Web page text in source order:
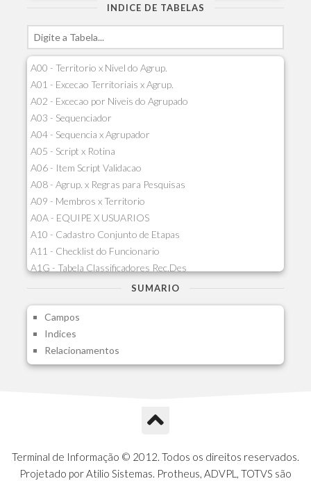
INDICE DE TABELAS
A00 - Territorio x Nivel do Agrup.
A01 - Excecao Territoriais x Agrup.
A02 - Excecao por Niveis do Agrupado
A03 - Sequenciador
A04 - Sequencia x Agrupador
A05 - Script x Rotina
A06 - Item Script Validacao
A08 - Agrup. x Regras para Pesquisas
A09 - Membros x Territorio
A0A - EQUIPE X USUARIOS
A10 - Cadastro Conjunto de Etapas
A11 - Checklist do Funcionario
A1G - Tabela Classificadores Rec.Des
A1H - Itens Tabela Classif.Rec.Desp.
A1J - Itens Aglutinadores Visao
A1N - Tipos de Card
A1O - Cards Dashboard
A1P - Tipos de Charts
A1S - Notificacoes do Vendedor
A1U - Intermediadores
A1V - Schemas - Gestao de Vendas
SUMARIO
Campos
Indices
Relacionamentos
Terminal de Informação © 2012. Todos os direitos reservados.
Projetado por Atilio Sistemas. Protheus, ADVPL, TOTVS são